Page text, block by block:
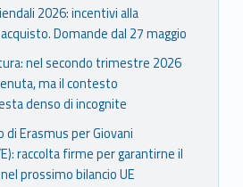
2026: incentivi alla
Domande dal 27 maggio
nel secondo trimestre 2026
ma il contesto
denso di incognite
Erasmus per Giovani
raccolta firme per garantirne il
prossimo bilancio UE